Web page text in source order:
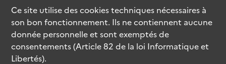
Ce site utilise descookiestechniques nécessaires à
son bon fonctionnement. Ils ne contiennent aucune
donnée personnelle et sont exemptés de
consentements (Article 82 de la loi Informatique et
Libertés).